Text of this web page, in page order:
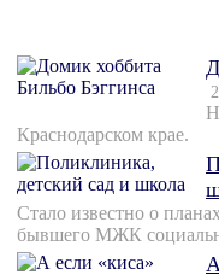
Краснодарском крае.
Стало известно о
бывшего МЖК